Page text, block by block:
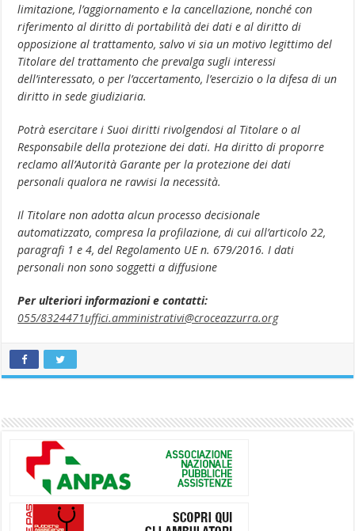
limitazione, l’aggiornamento e la cancellazione, nonché con
riferimento al diritto di portabilità dei dati e al diritto di
opposizione al trattamento, salvo vi sia un motivo legittimo del
Titolare del trattamento che prevalga sugli interessi
dell’interessato, o per l’accertamento, l’esercizio o la difesa di un
diritto in sede giudiziaria.
Potrà esercitare i Suoi diritti rivolgendosi al Titolare o al
Responsabile della protezione dei dati. Ha diritto di proporre
reclamo all’Autorità Garante per la protezione dei dati
personali qualora ne ravvisi la necessità.
Il Titolare non adotta alcun processo decisionale
automatizzato, compresa la profilazione, di cui all’articolo 22,
paragrafi 1 e 4, del Regolamento UE n. 679/2016. I dati
personali non sono soggetti a diffusione
Per ulteriori informazioni e contatti:
055/8324471uffici.amministrativi@croceazzurra.org